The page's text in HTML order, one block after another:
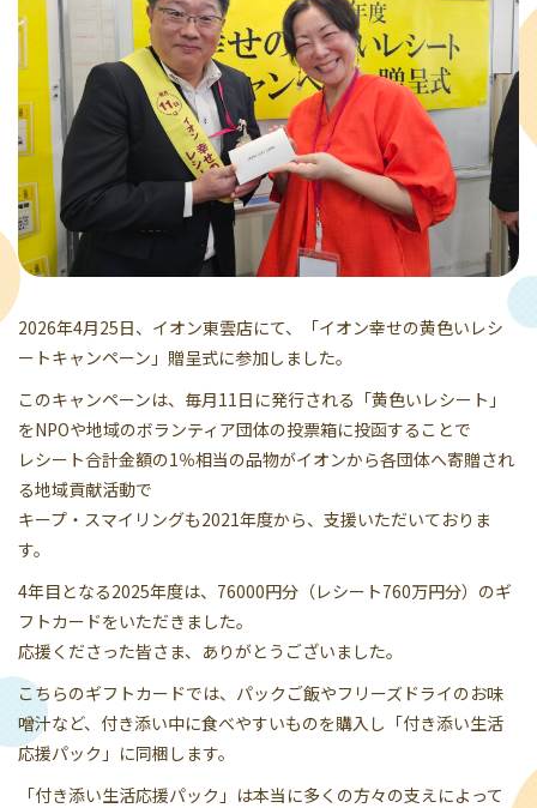
2026年4月25日、イオン東雲店にて、「イオン幸せの黄色いレシ
ートキャンペーン」贈呈式に参加しました。
このキャンペーンは、毎月11日に発行される「黄色いレシート」
をNPOや地域のボランティア団体の投票箱に投函することで
レシート合計金額の1％相当の品物がイオンから各団体へ寄贈され
る地域貢献活動で
キープ・スマイリングも2021年度から、支援いただいておりま
す。
4年目となる2025年度は、76000円分（レシート760万円分）のギ
フトカードをいただきました。
応援くださった皆さま、ありがとうございました。
こちらのギフトカードでは、パックご飯やフリーズドライのお味
噌汁など、付き添い中に食べやすいものを購入し「付き添い生活
応援パック」に同梱します。
「付き添い生活応援パック」は本当に多くの方々の支えによって